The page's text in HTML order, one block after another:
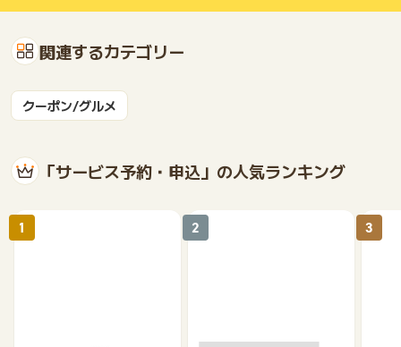
関連するカテゴリー
クーポン/グルメ
「サービス予約・申込」の人気ランキング
1 2 3